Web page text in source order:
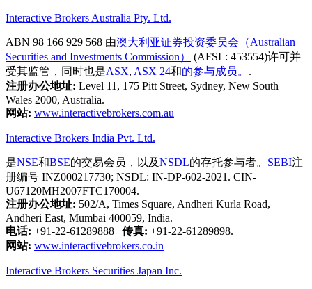
Interactive Brokers Australia Pty. Ltd.
ABN 98 166 929 568 由澳大利亚证券投资委员会（Australian
Securities and Investments Commission）
(AFSL: 453554)许可并
受其监管，同时也是ASX, ASX 24和的参与成员。 .
注册办公地址: Level 11, 175 Pitt Street, Sydney, New South
Wales 2000, Australia.
网站: www.interactivebrokers.com.au
Interactive Brokers India Pvt. Ltd.
是NSE和BSE的交易会员，以及NSDL的存托参与者。 SEBI注
册编号 INZ000217730; NSDL: IN-DP-602-2021. CIN-
U67120MH2007FTC170004.
注册办公地址: 502/A, Times Square, Andheri Kurla Road,
Andheri East, Mumbai 400059, India.
电话: +91-22-61289888 | 传真: +91-22-61289898.
网站: www.interactivebrokers.co.in
Interactive Brokers Securities Japan Inc.